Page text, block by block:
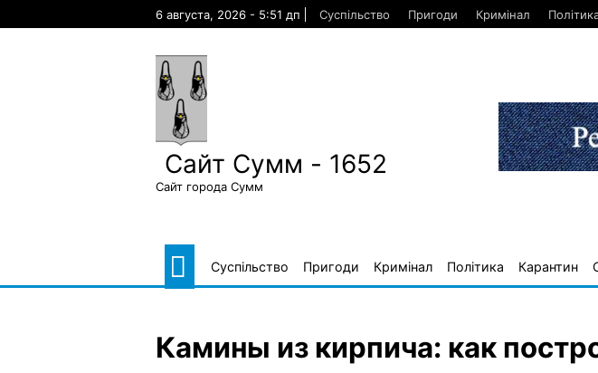
6 августа, 2026 - 5:51 дп Суспільство Пригоди Кримінал
Сайт Сумм - 1652
Сайт города Сумм
Суспільство Пригоди Кримінал Політика Карантин
Камины из кирпича: как